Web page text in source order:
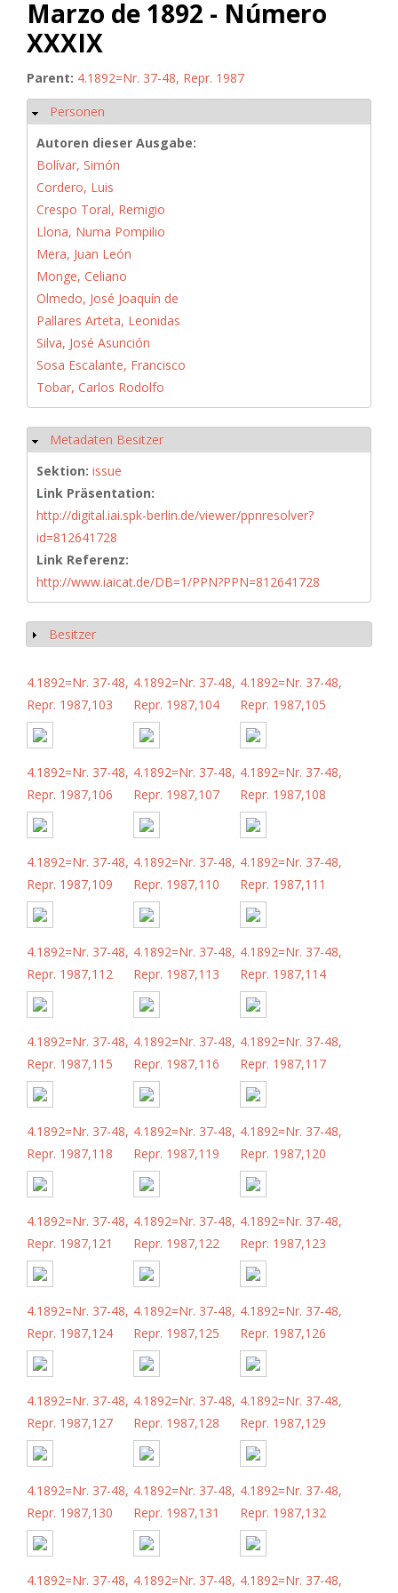
Marzo de 1892 - Número
XXXIX
Parent: 4.1892=Nr. 37-48, Repr. 1987
Ausblenden
Personen
Autoren dieser Ausgabe:
Bolívar, Simón
Cordero, Luis
Crespo Toral, Remigio
Llona, Numa Pompilio
Mera, Juan León
Monge, Celiano
Olmedo, José Joaquín de
Pallares Arteta, Leonidas
Silva, José Asunción
Sosa Escalante, Francisco
Tobar, Carlos Rodolfo
Ausblenden
Metadaten Besitzer
Sektion: issue
Link Präsentation:
http://digital.iai.spk-berlin.de/viewer/ppnresolver?
id=812641728
Link Referenz:
http://www.iaicat.de/DB=1/PPN?PPN=812641728
Anzeigen
Besitzer
4.1892=Nr. 37-48,
Repr. 1987,103
4.1892=Nr. 37-48,
Repr. 1987,104
4.1892=Nr. 37-48,
Repr. 1987,105
4.1892=Nr. 37-48,
Repr. 1987,106
4.1892=Nr. 37-48,
Repr. 1987,107
4.1892=Nr. 37-48,
Repr. 1987,108
4.1892=Nr. 37-48,
Repr. 1987,109
4.1892=Nr. 37-48,
Repr. 1987,110
4.1892=Nr. 37-48,
Repr. 1987,111
4.1892=Nr. 37-48,
Repr. 1987,112
4.1892=Nr. 37-48,
Repr. 1987,113
4.1892=Nr. 37-48,
Repr. 1987,114
4.1892=Nr. 37-48,
Repr. 1987,115
4.1892=Nr. 37-48,
Repr. 1987,116
4.1892=Nr. 37-48,
Repr. 1987,117
4.1892=Nr. 37-48,
Repr. 1987,118
4.1892=Nr. 37-48,
Repr. 1987,119
4.1892=Nr. 37-48,
Repr. 1987,120
4.1892=Nr. 37-48,
Repr. 1987,121
4.1892=Nr. 37-48,
Repr. 1987,122
4.1892=Nr. 37-48,
Repr. 1987,123
4.1892=Nr. 37-48,
Repr. 1987,124
4.1892=Nr. 37-48,
Repr. 1987,125
4.1892=Nr. 37-48,
Repr. 1987,126
4.1892=Nr. 37-48,
Repr. 1987,127
4.1892=Nr. 37-48,
Repr. 1987,128
4.1892=Nr. 37-48,
Repr. 1987,129
4.1892=Nr. 37-48,
Repr. 1987,130
4.1892=Nr. 37-48,
Repr. 1987,131
4.1892=Nr. 37-48,
Repr. 1987,132
4.1892=Nr. 37-48, 4.1892=Nr. 37-48, 4.1892=Nr. 37-48,